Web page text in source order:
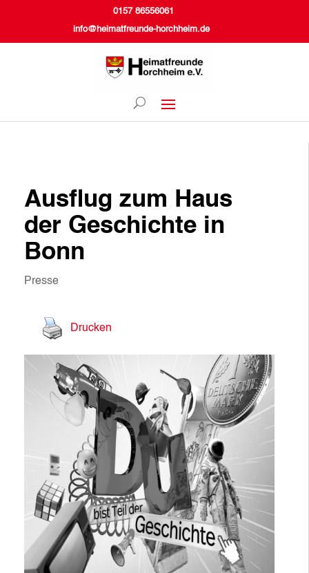
0157 86556061
info@heimatfreunde-horchheim.de
Ausflug zum Haus
der Geschichte in
Bonn
Presse
Drucken